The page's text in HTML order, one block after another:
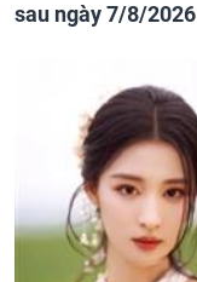
sau ngày 7/8/2026